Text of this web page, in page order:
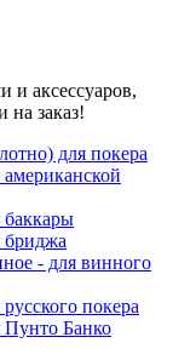
и аксессуаров,
на заказ!
для покера
бриджа
- для винного
покера
Банко